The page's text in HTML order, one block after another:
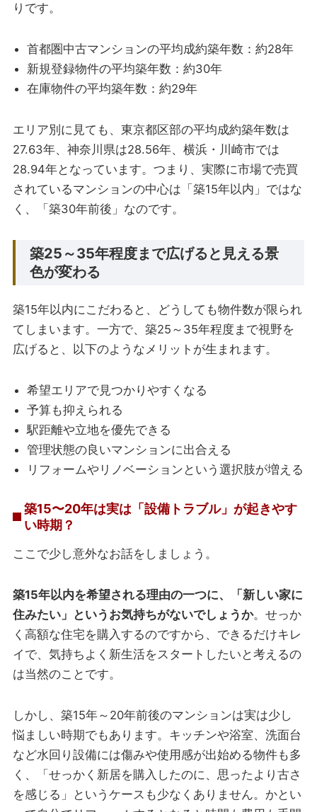
りです。
首都圏中古マンションの平均成約築年数：約28年
新規登録物件の平均築年数：約30年
在庫物件の平均築年数：約29年
エリア別に見ても、東京都区部の平均成約築年数は
27.63年、神奈川県は28.56年、横浜・川崎市では
28.94年となっています。つまり、実際に市場で売買
されているマンションの中心は「築15年以内」ではな
く、「築30年前後」なのです。
築25～35年程度まで広げると見える景
色が変わる
築15年以内にこだわると、どうしても物件数が限られ
てしまいます。一方で、築25～35年程度まで視野を
広げると、以下のようなメリットが生まれます。
希望エリアで見つかりやすくなる
予算も抑えられる
駅距離や立地を優先できる
管理状態の良いマンションに出合える
リフォームやリノベーションという選択肢が増える
築15〜20年は実は「設備トラブル」が起きやす
い時期？
ここで少し意外なお話をしましょう。
築15年以内を希望される理由の一つに、「新しい家に
住みたい」というお気持ちがないでしょうか。せっか
く高額な住宅を購入するのですから、できるだけキレ
イで、気持ちよく新生活をスタートしたいと考えるの
は当然のことです。
しかし、築15年～20年前後のマンションは実は少し
悩ましい時期でもあります。キッチンや浴室、洗面台
など水回り設備には傷みや使用感が出始める物件も多
く、「せっかく新居を購入したのに、思ったより古さ
を感じる」というケースも少なくありません。かとい